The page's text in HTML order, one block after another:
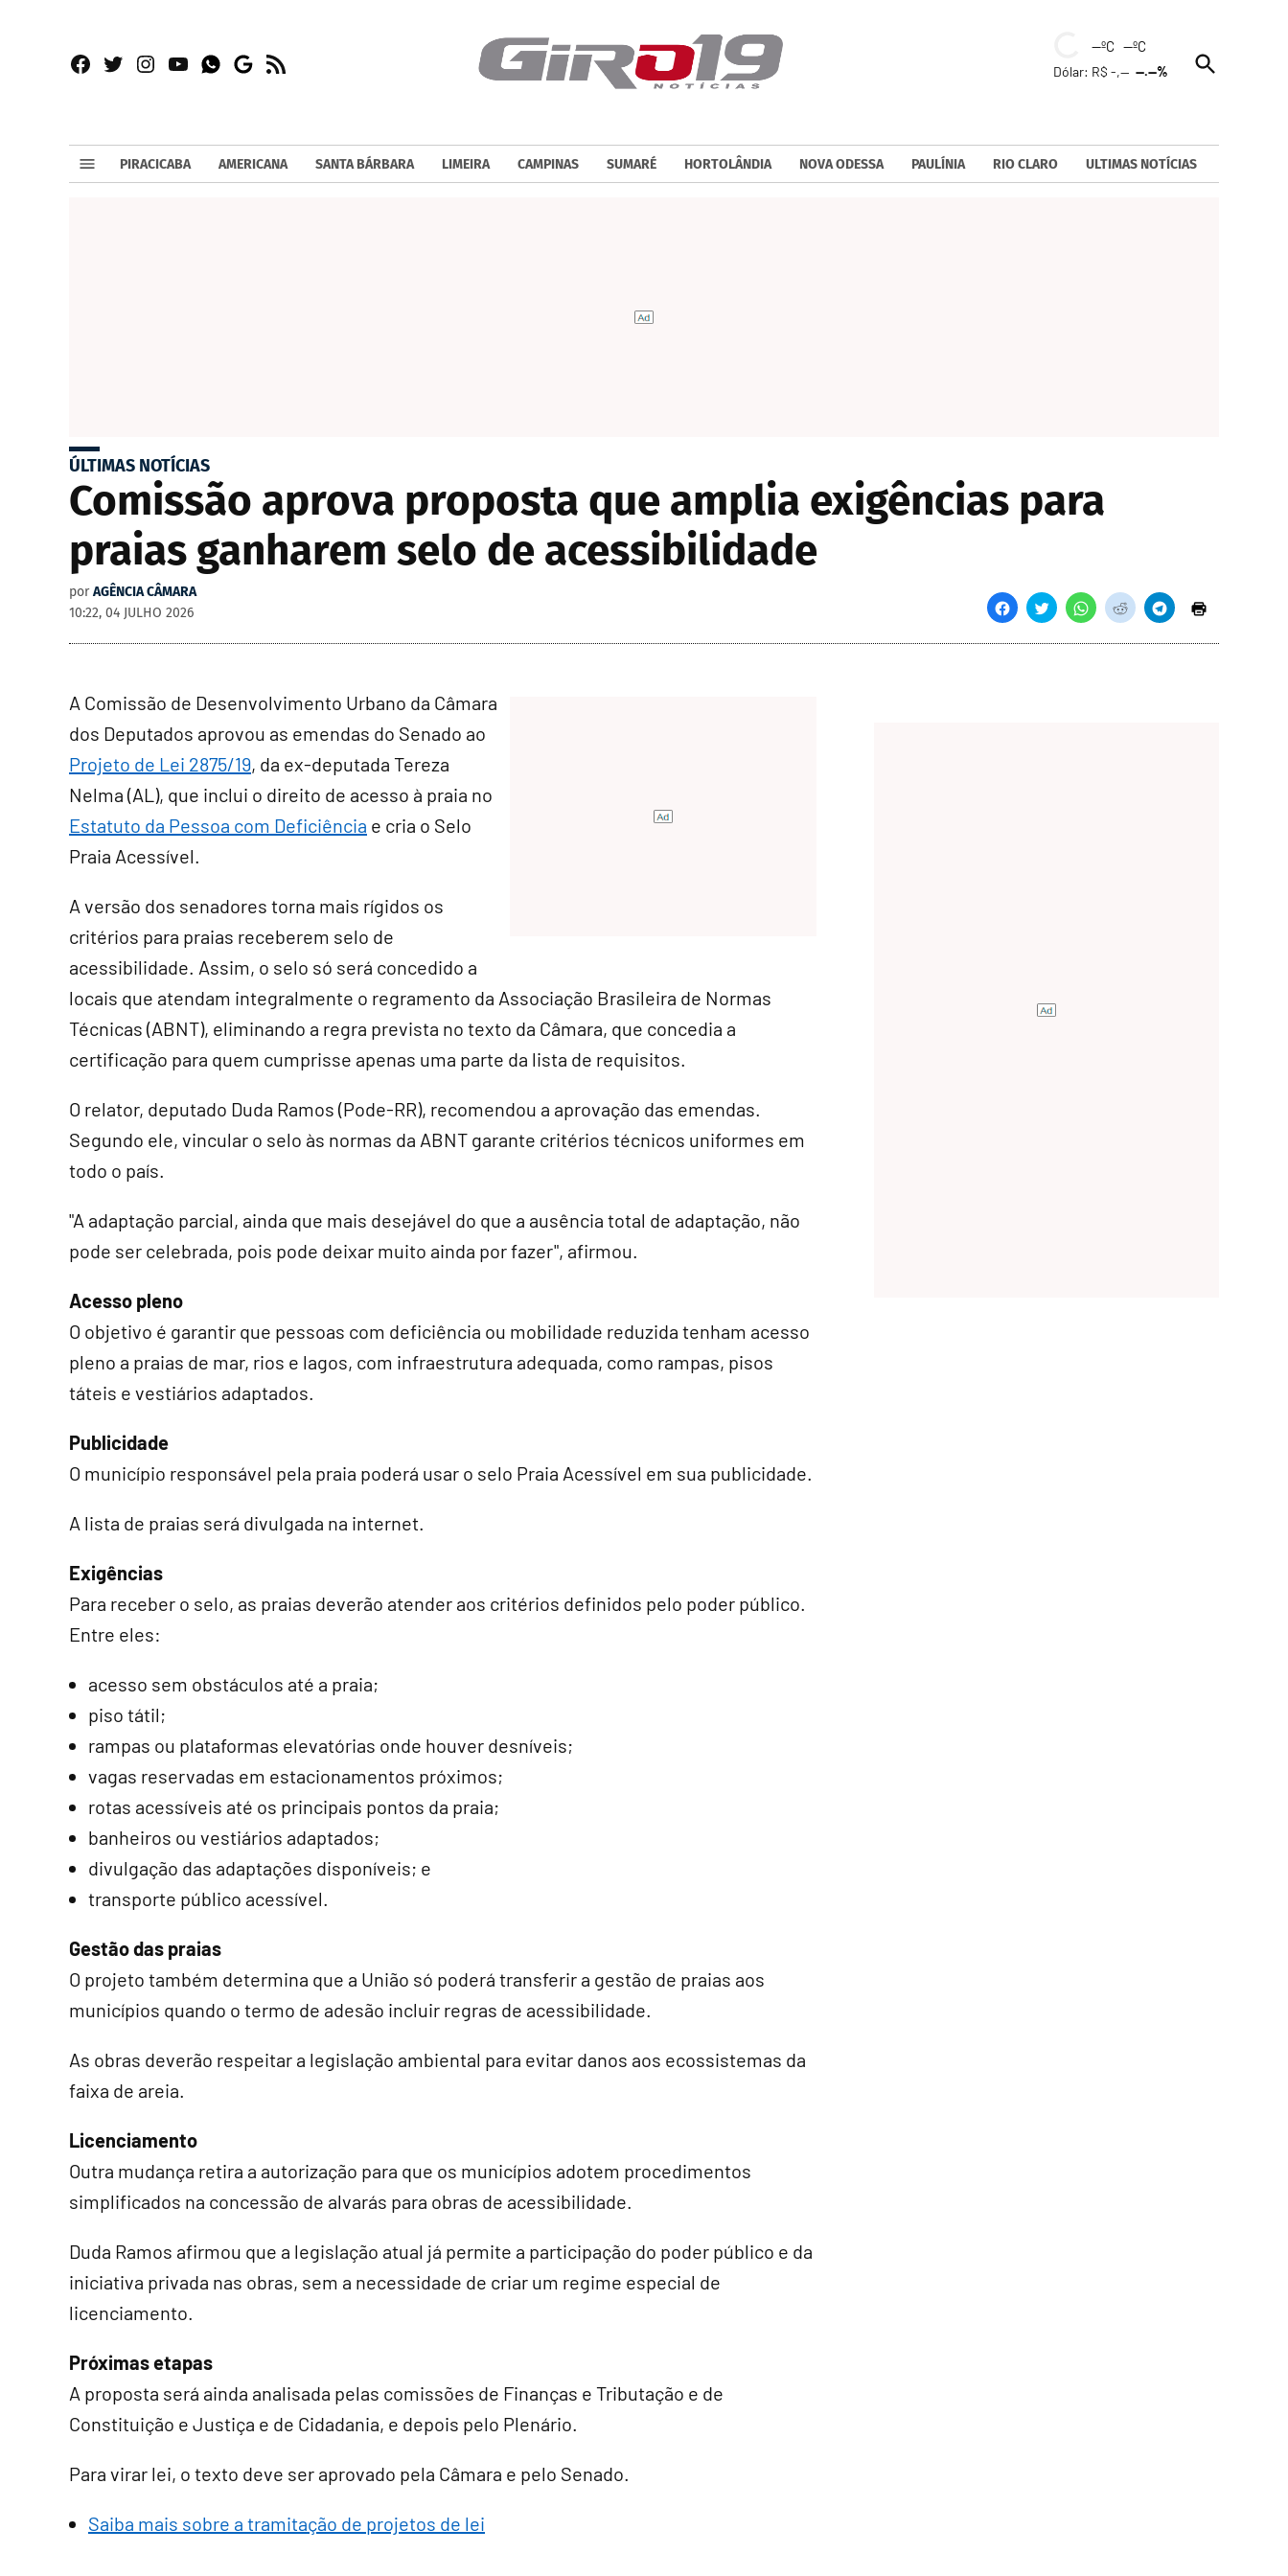
Facebook
TwitterInstagram
YouTubeWhatsapp
Google
RSS
--ºC --ºC
Dólar: R$ -,----.--%
Open
Search
PIRACICABA AMERICANA SANTA BÁRBARA LIMEIRA CAMPINAS SUMARÉ HORTOLÂNDIA NOVA ODESSA PAULÍNIA RIO CLARO ULTIMAS NOTÍCIAS
ÚLTIMAS NOTÍCIAS
Comissão aprova proposta que amplia exigências para
praias ganharem selo de acessibilidade
por AGÊNCIA CÂMARA
10:22, 04 JULHO 2026
A Comissão de Desenvolvimento Urbano da Câmara
dos Deputados aprovou as emendas do Senado ao
Projeto de Lei 2875/19, da ex-deputada Tereza
Nelma (AL), que inclui o direito de acesso à praia no
Estatuto da Pessoa com Deficiência e cria o Selo
Praia Acessível.
A versão dos senadores torna mais rígidos os
critérios para praias receberem selo de
acessibilidade. Assim, o selo só será concedido a
locais que atendam integralmente o regramento da Associação Brasileira de Normas
Técnicas (ABNT), eliminando a regra prevista no texto da Câmara, que concedia a
certificação para quem cumprisse apenas uma parte da lista de requisitos.
O relator, deputado Duda Ramos (Pode-RR), recomendou a aprovação das emendas.
Segundo ele, vincular o selo às normas da ABNT garante critérios técnicos uniformes em
todo o país.
"A adaptação parcial, ainda que mais desejável do que a ausência total de adaptação, não
pode ser celebrada, pois pode deixar muito ainda por fazer", afirmou.
Acesso pleno
O objetivo é garantir que pessoas com deficiência ou mobilidade reduzida tenham acesso
pleno a praias de mar, rios e lagos, com infraestrutura adequada, como rampas, pisos
táteis e vestiários adaptados.
Publicidade
O município responsável pela praia poderá usar o selo Praia Acessível em sua publicidade.
A lista de praias será divulgada na internet.
Exigências
Para receber o selo, as praias deverão atender aos critérios definidos pelo poder público.
Entre eles:
acesso sem obstáculos até a praia;
piso tátil;
rampas ou plataformas elevatórias onde houver desníveis;
vagas reservadas em estacionamentos próximos;
rotas acessíveis até os principais pontos da praia;
banheiros ou vestiários adaptados;
divulgação das adaptações disponíveis; e
transporte público acessível.
Gestão das praias
O projeto também determina que a União só poderá transferir a gestão de praias aos
municípios quando o termo de adesão incluir regras de acessibilidade.
As obras deverão respeitar a legislação ambiental para evitar danos aos ecossistemas da
faixa de areia.
Licenciamento
Outra mudança retira a autorização para que os municípios adotem procedimentos
simplificados na concessão de alvarás para obras de acessibilidade.
Duda Ramos afirmou que a legislação atual já permite a participação do poder público e da
iniciativa privada nas obras, sem a necessidade de criar um regime especial de
licenciamento.
Próximas etapas
A proposta será ainda analisada pelas comissões de Finanças e Tributação e de
Constituição e Justiça e de Cidadania, e depois pelo Plenário.
Para virar lei, o texto deve ser aprovado pela Câmara e pelo Senado.
Saiba mais sobre a tramitação de projetos de lei